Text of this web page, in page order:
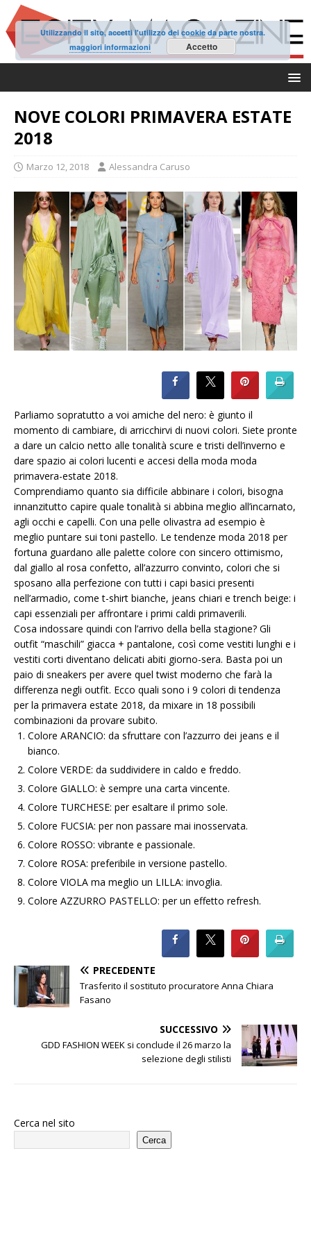
NOVE COLORI PRIMAVERA ESTATE
2018
Marzo 12, 2018 Alessandra Caruso
Parliamo sopratutto a voi amiche del nero: è giunto il
momento di cambiare, di arricchirvi di nuovi colori. Siete pronte
a dare un calcio netto alle tonalità scure e tristi dell’inverno e
dare spazio ai colori lucenti e accesi della moda moda
primavera-estate 2018.
Comprendiamo quanto sia difficile abbinare i colori, bisogna
innanzitutto capire quale tonalità si abbina meglio all’incarnato,
agli occhi e capelli. Con una pelle olivastra ad esempio è
meglio puntare sui toni pastello. Le tendenze moda 2018 per
fortuna guardano alle palette colore con sincero ottimismo,
dal giallo al rosa confetto, all’azzurro convinto, colori che si
sposano alla perfezione con tutti i capi basici presenti
nell’armadio, come t-shirt bianche, jeans chiari e trench beige: i
capi essenziali per affrontare i primi caldi primaverili.
Cosa indossare quindi con l’arrivo della bella stagione? Gli
outfit “maschili” giacca + pantalone, così come vestiti lunghi e i
vestiti corti diventano delicati abiti giorno-sera. Basta poi un
paio di sneakers per avere quel twist moderno che farà la
differenza negli outfit. Ecco quali sono i 9 colori di tendenza
per la primavera estate 2018, da mixare in 18 possibili
combinazioni da provare subito.
Colore ARANCIO: da sfruttare con l’azzurro dei jeans e il
bianco.
Colore VERDE: da suddividere in caldo e freddo.
Colore GIALLO: è sempre una carta vincente.
Colore TURCHESE: per esaltare il primo sole.
Colore FUCSIA: per non passare mai inosservata.
Colore ROSSO: vibrante e passionale.
Colore ROSA: preferibile in versione pastello.
Colore VIOLA ma meglio un LILLA: invoglia.
Colore AZZURRO PASTELLO: per un effetto refresh.
PRECEDENTE
Trasferito il sostituto procuratore Anna Chiara
Fasano
SUCCESSIVO
GDD FASHION WEEK si conclude il 26 marzo la
selezione degli stilisti
Cerca nel sito
Cerca
Utilizzando il sito, accetti l'utilizzo dei cookie da parte nostra.
maggiori informazioni
Accetto